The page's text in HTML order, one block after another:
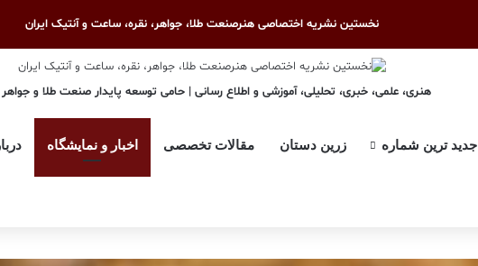
نخستین نشریه اختصاصی هنرصنعت طلا، جواهر، نقره، ساعت و آنتیک ایران
هنری، علمی، خبری، تحلیلی، آموزشی و اطلاع رسانی | حامی توسعه پایدار صنعت طلا و
جدید ترین شماره زرین دستان مقالات تخصصی اخبار و نمایشگاه